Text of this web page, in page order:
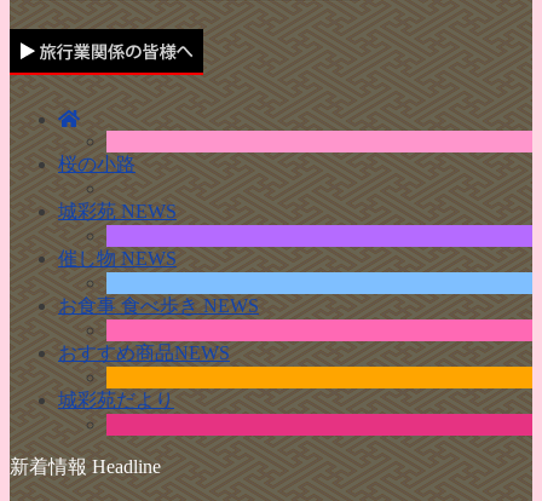
桜の小路
城彩苑 NEWS
催し物 NEWS
お食事 食べ歩き NEWS
おすすめ商品NEWS
城彩苑だより
新着情報 Headline